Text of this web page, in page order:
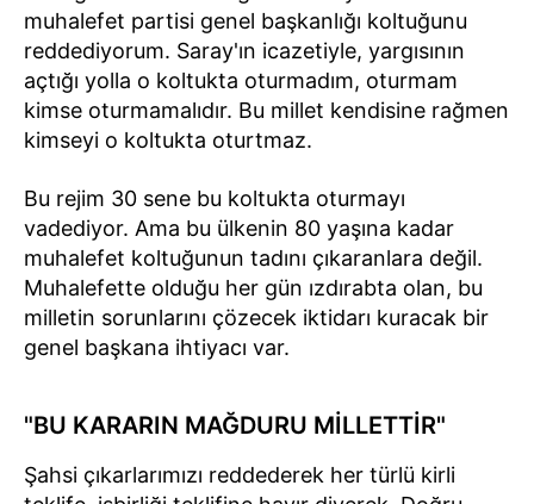
muhalefet partisi genel başkanlığı koltuğunu
reddediyorum. Saray'ın icazetiyle, yargısının
açtığı yolla o koltukta oturmadım, oturmam
kimse oturmamalıdır. Bu millet kendisine rağmen
kimseyi o koltukta oturtmaz.
Bu rejim 30 sene bu koltukta oturmayı
vadediyor. Ama bu ülkenin 80 yaşına kadar
muhalefet koltuğunun tadını çıkaranlara değil.
Muhalefette olduğu her gün ızdırabta olan, bu
milletin sorunlarını çözecek iktidarı kuracak bir
genel başkana ihtiyacı var.
"BU KARARIN MAĞDURU MİLLETTİR"
Şahsi çıkarlarımızı reddederek her türlü kirli